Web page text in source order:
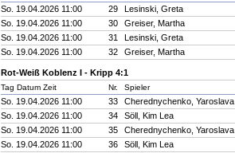
So. 19.04.2026 11:00 29 Lesinski, Greta
So. 19.04.2026 11:00
30 Greiser, Martha
So. 19.04.2026 11:00
31 Lesinski, Greta
So. 19.04.2026 11:00
32 Greiser, Martha
Rot-Weiß Koblenz I - Kripp 4:1
Tag Datum Zeit Nr. Spieler
So. 19.04.2026 11:00 33 Cherednychenko, Yaroslava
So. 19.04.2026 11:00
34 Söll, Kim Lea
So. 19.04.2026 11:00
35 Cherednychenko, Yaroslava
So. 19.04.2026 11:00
36 Söll, Kim Lea